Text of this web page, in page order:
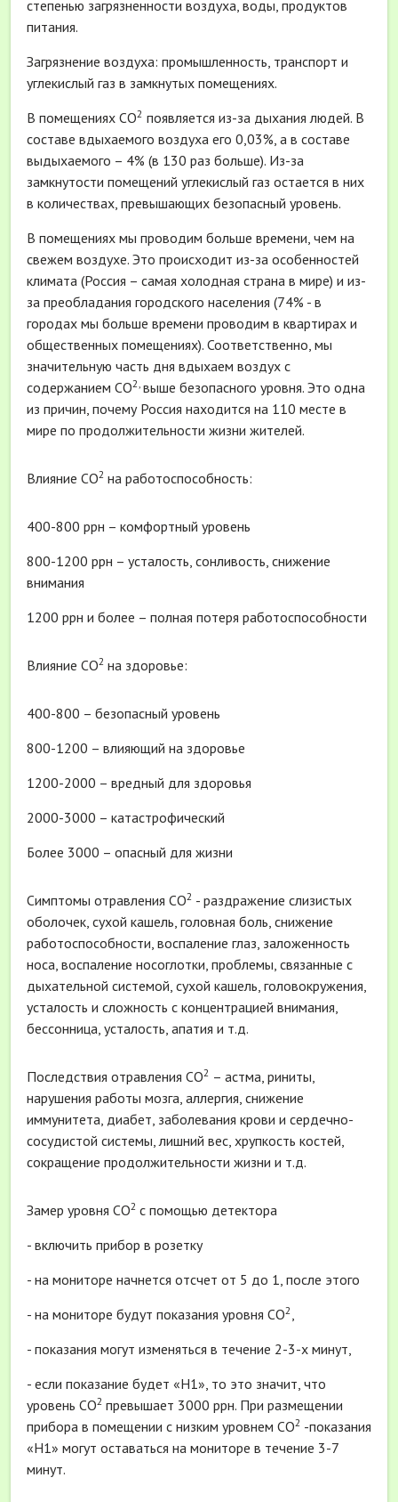
степенью загрязненности воздуха, воды, продуктов
питания.
Загрязнение воздуха: промышленность, транспорт и
углекислый газ в замкнутых помещениях.
В помещениях СО2 появляется из-за дыхания людей. В
составе вдыхаемого воздуха его 0,03%, а в составе
выдыхаемого – 4% (в 130 раз больше). Из-за
замкнутости помещений углекислый газ остается в них
в количествах, превышающих безопасный уровень.
В помещениях мы проводим больше времени, чем на
свежем воздухе. Это происходит из-за особенностей
климата (Россия – самая холодная страна в мире) и из-
за преобладания городского населения (74% - в
городах мы больше времени проводим в квартирах и
общественных помещениях). Соответственно, мы
значительную часть дня вдыхаем воздух с
содержанием СО2, выше безопасного уровня. Это одна
из причин, почему Россия находится на 110 месте в
мире по продолжительности жизни жителей.
Влияние СО2 на работоспособность:
400-800 ррн – комфортный уровень
800-1200 ррн – усталость, сонливость, снижение
внимания
1200 ррн и более – полная потеря работоспособности
Влияние СО2 на здоровье:
400-800 – безопасный уровень
800-1200 – влияющий на здоровье
1200-2000 – вредный для здоровья
2000-3000 – катастрофический
Более 3000 – опасный для жизни
Симптомы отравления СО2 - раздражение слизистых
оболочек, сухой кашель, головная боль, снижение
работоспособности, воспаление глаз, заложенность
носа, воспаление носоглотки, проблемы, связанные с
дыхательной системой, сухой кашель, головокружения,
усталость и сложность с концентрацией внимания,
бессонница, усталость, апатия и т.д.
Последствия отравления СО2 – астма, риниты,
нарушения работы мозга, аллергия, снижение
иммунитета, диабет, заболевания крови и сердечно-
сосудистой системы, лишний вес, хрупкость костей,
сокращение продолжительности жизни и т.д.
Замер уровня СО2 с помощью детектора
- включить прибор в розетку
- на мониторе начнется отсчет от 5 до 1, после этого
- на мониторе будут показания уровня СО2
- показания могут изменяться в течение 2-3-х минут,
- если показание будет «Н1», то это значит, что
уровень СО2 превышает 3000 ррн. При размещении
прибора в помещении с низким уровнем СО2 -показания
«Н1» могут оставаться на мониторе в течение 3-7
минут.